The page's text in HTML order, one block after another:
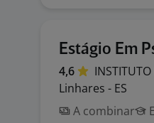
Estágio Em
4,6
Linhares - ES
A combinar